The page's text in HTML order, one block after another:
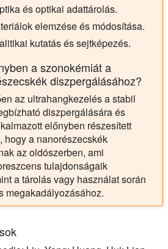
és optikai adattárolás.
elemzése és módosítása.
kutatás és sejtképezés.
a szonokémiát a
diszpergálásához?
az ultrahangkezelés a stabil
diszpergálására és
előnyben részesített
hogy a nanorészecskék
az oldószerben, ami
tulajdonságaik
a tárolás vagy használat során
megakadályozásához.